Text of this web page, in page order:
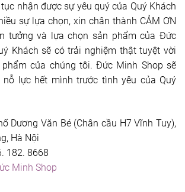
nhận được sự yêu quý của Quý Khách
sự lựa chọn, xin chân thành CẢM ƠN
tưởng và lựa chọn sản phẩm của Đức
Khách sẽ có trải nghiệm thật tuyệt vời
của chúng tôi. Đức Minh Shop sẽ
lực hết mình trước tình yêu của Quý
Dương Văn Bé (Chân cầu H7 Vĩnh Tuy),
Hà Nội
182. 8668
Minh Shop